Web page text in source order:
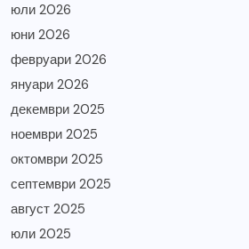
юли 2026
юни 2026
февруари 2026
януари 2026
декември 2025
ноември 2025
октомври 2025
септември 2025
август 2025
юли 2025